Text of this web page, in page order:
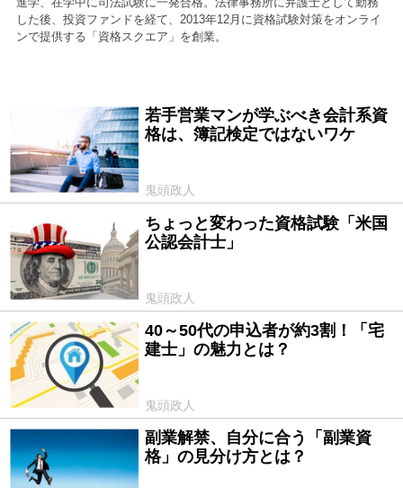
した後、投資ファンドを経て、2013年12月に資格試験対策をオンライ
ンで提供する「資格スクエア」を創業。
若手営業マンが学ぶべき会計系資
格は、簿記検定ではないワケ
鬼頭政人
2017/07/14
ちょっと変わった資格試験「米国
公認会計士」
鬼頭政人
2017/03/09
40～50代の申込者が約3割！「宅
建士」の魅力とは？
鬼頭政人
2017/02/04
副業解禁、自分に合う「副業資
格」の見分け方とは？